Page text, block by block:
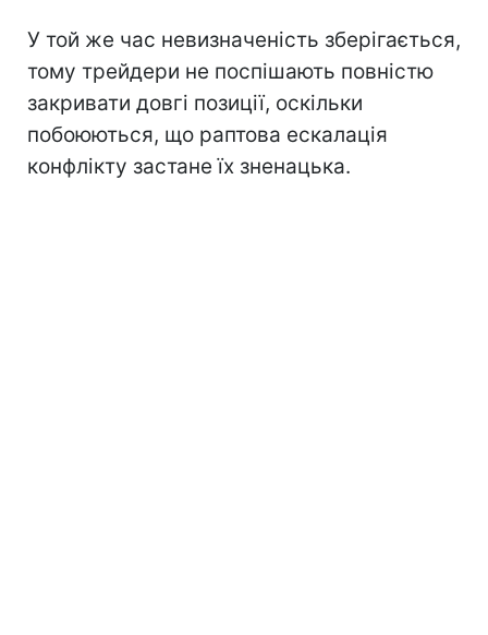
У той же час невизначеність зберігається,
тому трейдери не поспішають повністю
закривати довгі позиції, оскільки
побоюються, що раптова ескалація
конфлікту застане їх зненацька.